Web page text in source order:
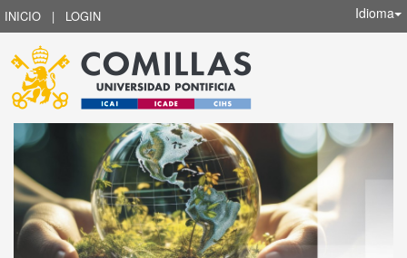
INICIO | LOGIN Idioma